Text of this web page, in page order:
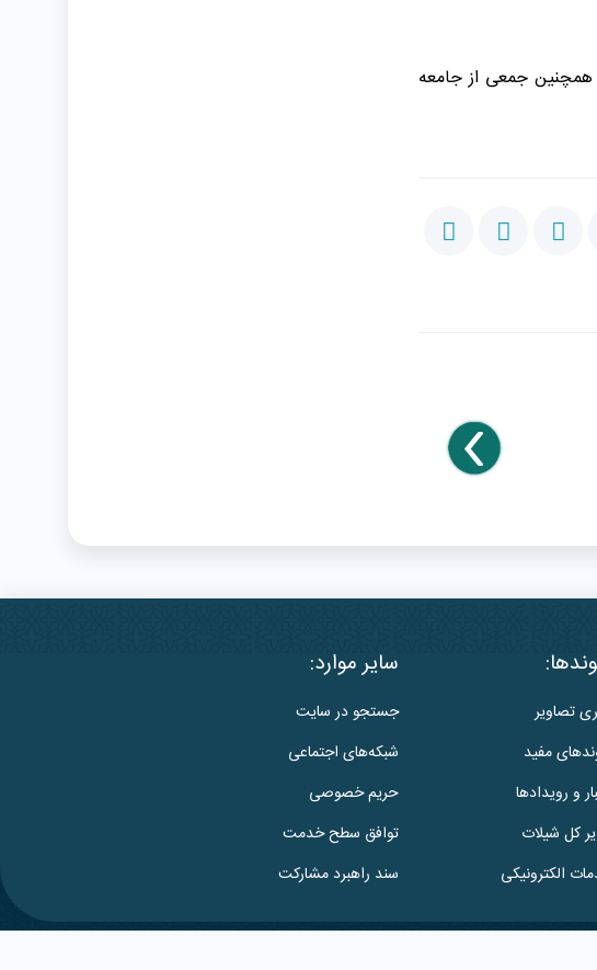
همچنین جمعی از جامعه
تصاویر
مفید
و رویدادها
کل شیلات
الکترونیکی
سایر موارد:
جستجو در سایت
شبکه‌های اجتماعی
حریم خصوصی
توافق سطح خدمت
سند راهبرد مشارکت